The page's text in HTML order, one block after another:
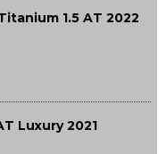
1.5 AT 2022
Luxury 2021